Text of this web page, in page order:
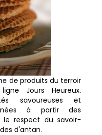
de produits du terroir
Jours Heureux.
savoureuses et
à partir des
le respect du savoir-
d'antan.